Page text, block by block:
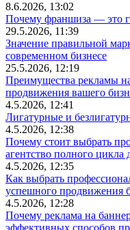
8.6.2026, 13:02
Почему франшиза — это
29.5.2026, 11:39
Значение правильной
современном бизнесе
25.5.2026, 12:19
Преимущества рекламы
продвижения вашего
4.5.2026, 12:41
Лигатурные и
4.5.2026, 12:38
Почему стоит выбрать
агентство полного цикла
4.5.2026, 12:35
Как выбрать
успешного продвижения
4.5.2026, 12:28
Почему реклама на